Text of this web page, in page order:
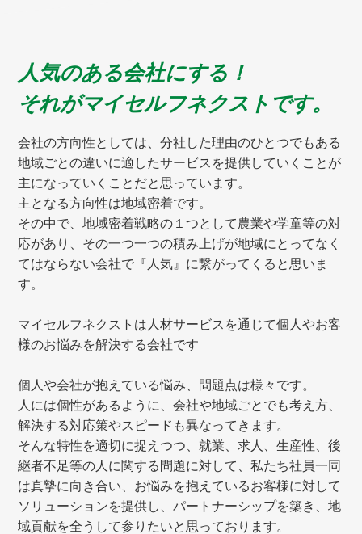
人気のある会社にする！
それがマイセルフネクストです。
会社の方向性としては、分社した理由のひとつでもある
地域ごとの違いに適したサービスを提供していくことが
主になっていくことだと思っています。
主となる方向性は地域密着です。
その中で、地域密着戦略の１つとして農業や学童等の対
応があり、その一つ一つの積み上げが地域にとってなく
てはならない会社で『人気』に繋がってくると思いま
す。
マイセルフネクストは人材サービスを通じて個人やお客
様のお悩みを解決する会社です
個人や会社が抱えている悩み、問題点は様々です。
人には個性があるように、会社や地域ごとでも考え方、
解決する対応策やスピードも異なってきます。
そんな特性を適切に捉えつつ、就業、求人、生産性、後
継者不足等の人に関する問題に対して、私たち社員一同
は真摯に向き合い、お悩みを抱えているお客様に対して
ソリューションを提供し、パートナーシップを築き、地
域貢献を全うして参りたいと思っております。